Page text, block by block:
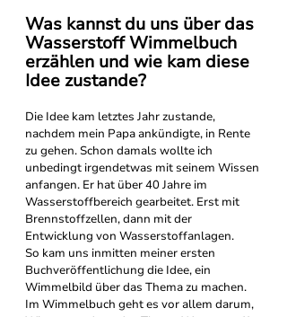
Was kannst du uns über das
Wasserstoff Wimmelbuch
erzählen und wie kam diese
Idee zustande?
Die Idee kam letztes Jahr zustande,
nachdem mein Papa ankündigte, in Rente
zu gehen. Schon damals wollte ich
unbedingt irgendetwas mit seinem Wissen
anfangen. Er hat über 40 Jahre im
Wasserstoffbereich gearbeitet. Erst mit
Brennstoffzellen, dann mit der
Entwicklung von Wasserstoffanlagen.
So kam uns inmitten meiner ersten
Buchveröffentlichung die Idee, ein
Wimmelbild über das Thema zu machen.
Im Wimmelbuch geht es vor allem darum,